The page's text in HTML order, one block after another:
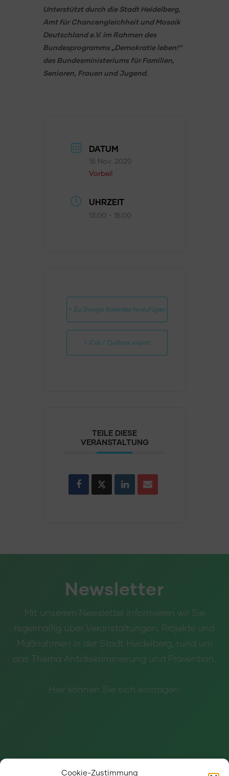
Cookie-Zustimmung
Unterstützt durch die Stadt Heidelberg,
Amt für Chancengleichheit und Mosaik
Deutschland e.V. im Rahmen des
Bundesprogramms „Demokratie leben!“
des Bundesministeriums für Familien,
Senioren, Frauen und Jugend.
DATUM
15 Nov. 2020
Vorbei!
UHRZEIT
13:00 - 15:00
+ Zu Google Kalender hinzufügen
+ iCal / Outlook export
TEILE DIESE
VERANSTALTUNG
Newsletter
Mit unserem Newsletter informieren wir Sie
regelmäßig über Veranstaltungen, Projekte und
Maßnahmen in der Stadt Heidelberg, rund um
das Thema Antidiskriminierung und Prävention.
Hier können Sie sich eintragen: